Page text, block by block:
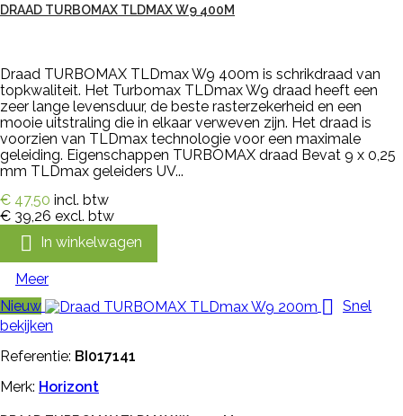
DRAAD TURBOMAX TLDMAX W9 400M
Draad TURBOMAX TLDmax W9 400m is schrikdraad van
topkwaliteit. Het Turbomax TLDmax W9 draad heeft een
zeer lange levensduur, de beste rasterzekerheid en een
mooie uitstraling die in elkaar verweven zijn. Het draad is
voorzien van TLDmax technologie voor een maximale
geleiding. Eigenschappen TURBOMAX draad Bevat 9 x 0,25
mm TLDmax geleiders UV...
€ 47,50 incl. btw
€ 39,26 excl. btw
 In winkelwagen
Meer
Nieuw
 Snel
bekijken
Referentie: BI017141
Merk: Horizont